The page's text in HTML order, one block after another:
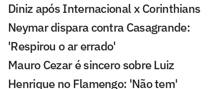
Diniz após Internacional x Corinthians
Neymar dispara contra Casagrande:
'Respirou o ar errado'
Mauro Cezar é sincero sobre Luiz
Henrique no Flamengo: 'Não tem'